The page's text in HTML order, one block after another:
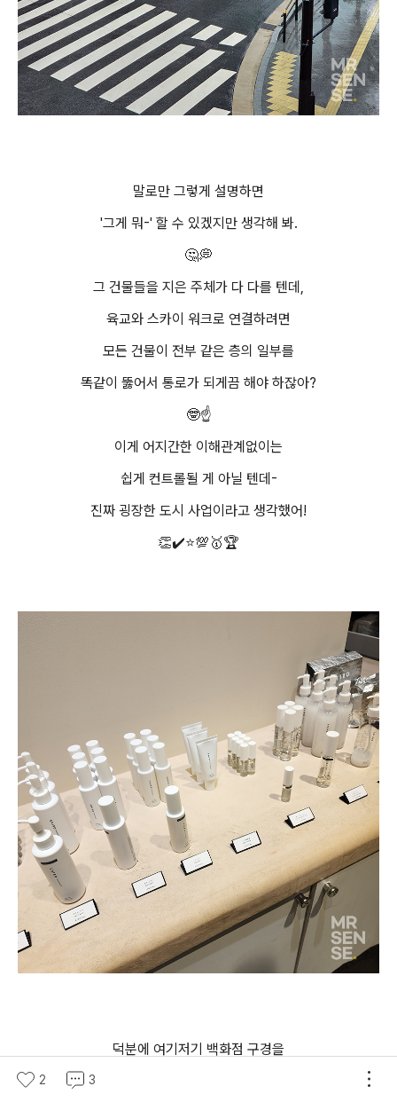
말로만 그렇게 설명하면
'그게 뭐-' 할 수 있겠지만 생각해 봐.
🤔💭
그 건물들을 지은 주체가 다 다를 텐데,
육교와 스카이 워크로 연결하려면
모든 건물이 전부 같은 층의 일부를
똑같이 뚫어서 통로가 되게끔 해야 하잖아?
🤓☝️
이게 어지간한 이해관계없이는
쉽게 컨트롤될 게 아닐 텐데-
진짜 굉장한 도시 사업이라고 생각했어!
👏✔️⭐💯🥇🏆
덕분에 여기저기 백화점 구경을
우산 한번 펴지 않고 돌아다니며 즐길 수 있었다.
2 3